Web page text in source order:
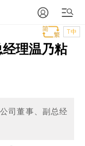
T中
理温乃粘
司董事、副总经